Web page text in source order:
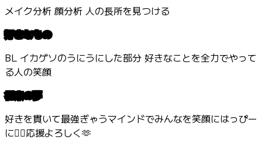
メイク分析 顔分析 人の長所を見つける
好きなもの
BL イカゲソのうにうにした部分 好きなことを全力でやって
る人の笑顔
将来の夢
好きを貫いて最強ぎゃうマインドでみんなを笑顔にはっぴー
に❤️‍🔥応援よろしく🫶